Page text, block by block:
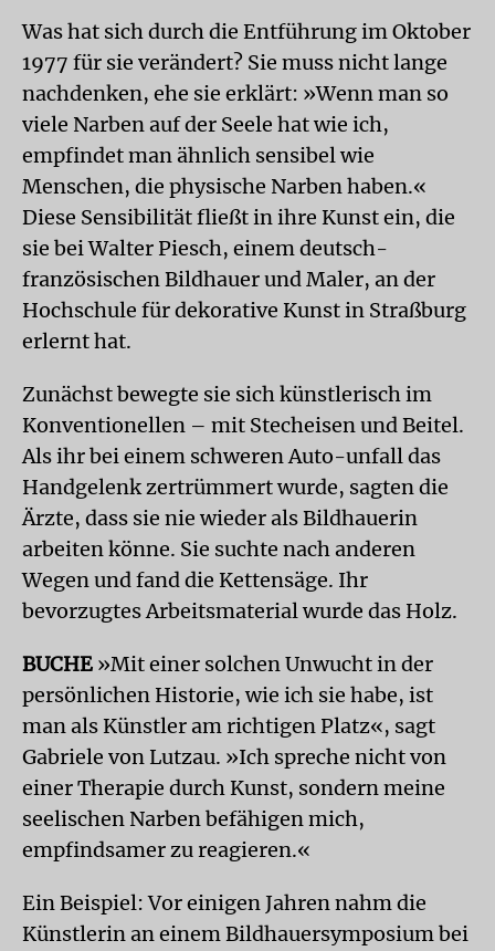
Was hat sich durch die Entführung im Oktober
1977 für sie verändert? Sie muss nicht lange
nachdenken, ehe sie erklärt: »Wenn man so
viele Narben auf der Seele hat wie ich,
empfindet man ähnlich sensibel wie
Menschen, die physische Narben haben.«
Diese Sensibilität fließt in ihre Kunst ein, die
sie bei Walter Piesch, einem deutsch-
französischen Bildhauer und Maler, an der
Hochschule für dekorative Kunst in Straßburg
erlernt hat.
Zunächst bewegte sie sich künstlerisch im
Konventionellen – mit Stecheisen und Beitel.
Als ihr bei einem schweren Auto-unfall das
Handgelenk zertrümmert wurde, sagten die
Ärzte, dass sie nie wieder als Bildhauerin
arbeiten könne. Sie suchte nach anderen
Wegen und fand die Kettensäge. Ihr
bevorzugtes Arbeitsmaterial wurde das Holz.
BUCHE »Mit einer solchen Unwucht in der
persönlichen Historie, wie ich sie habe, ist
man als Künstler am richtigen Platz«, sagt
Gabriele von Lutzau. »Ich spreche nicht von
einer Therapie durch Kunst, sondern meine
seelischen Narben befähigen mich,
empfindsamer zu reagieren.«
Ein Beispiel: Vor einigen Jahren nahm die
Künstlerin an einem Bildhauersymposium bei